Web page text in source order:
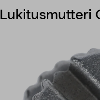
Lukitusmutteri